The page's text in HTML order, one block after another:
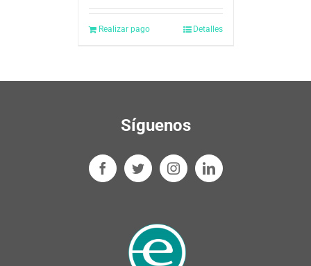
Realizar pago Detalles
Síguenos